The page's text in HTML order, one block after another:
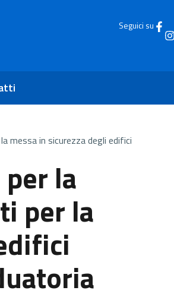
Seguici su
messa in sicurezza degli edifici
la
per la